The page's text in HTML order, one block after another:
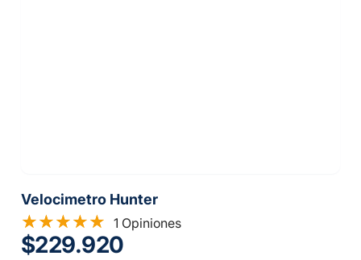
Velocimetro Hunter
1 Opiniones
$229.920